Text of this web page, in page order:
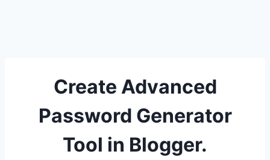
Create Advanced
Password Generator
Tool in Blogger.